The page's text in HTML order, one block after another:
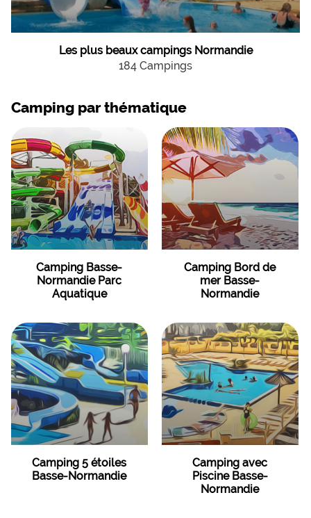
Les plus beaux campings Normandie
184 Campings
Camping par thématique
Camping Basse-
Normandie Parc
Aquatique
Camping Bord de
mer Basse-
Normandie
Camping 5 étoiles
Basse-Normandie
Camping avec
Piscine Basse-
Normandie